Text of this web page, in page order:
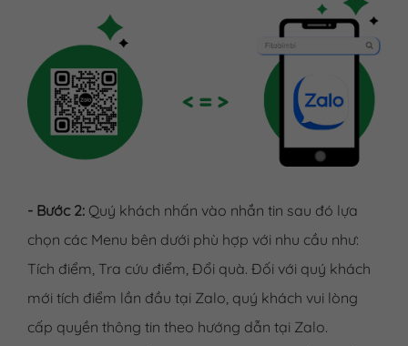
- Bước 2: Quý khách nhấn vào nhắn tin sau đó lựa
chọn các Menu bên dưới phù hợp với nhu cầu như:
Tích điểm, Tra cứu điểm, Đổi quà. Đối với quý khách
mới tích điểm lần đầu tại Zalo, quý khách vui lòng
cấp quyền thông tin theo hướng dẫn tại Zalo.